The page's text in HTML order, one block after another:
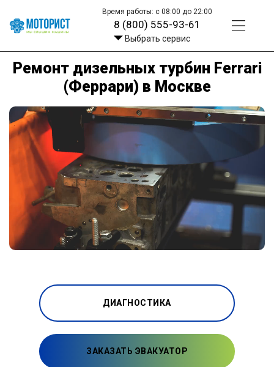
Время работы: с 08:00 до 22:00
8 (800) 555-93-61
Выбрать сервис
Ремонт дизельных турбин Ferrari
(Феррари) в Москве
ДИАГНОСТИКА
ЗАКАЗАТЬ ЭВАКУАТОР